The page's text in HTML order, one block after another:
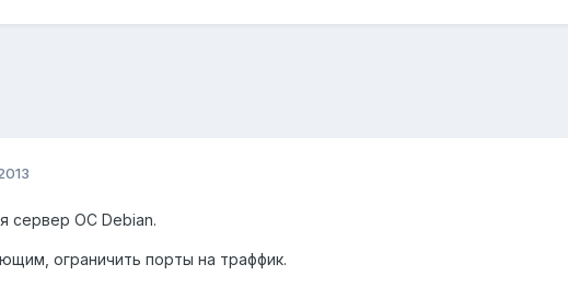
сервер ОС Debian.
ограничить порты на траффик.